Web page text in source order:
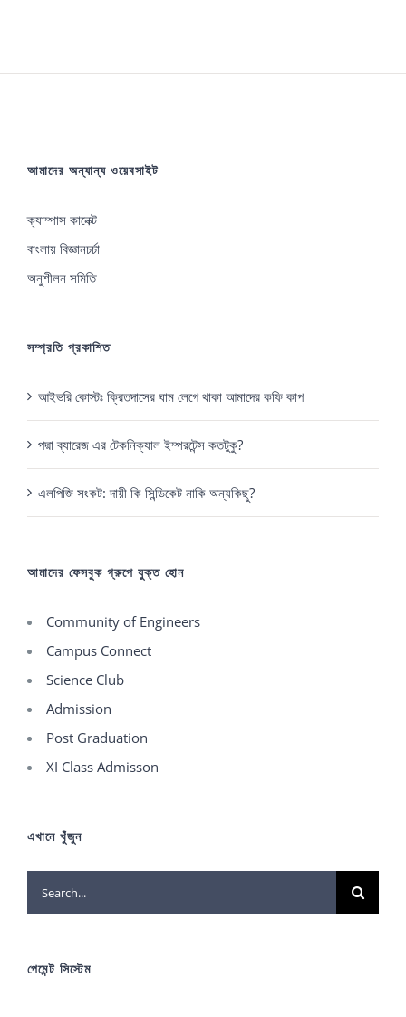
আমাদের অন্যান্য ওয়েবসাইট
ক্যাম্পাস কানেক্ট
বাংলায় বিজ্ঞানচর্চা
অনুশীলন সমিতি
সম্প্রতি প্রকাশিত
আইভরি কোস্টঃ ক্রিতদাসের ঘাম লেগে থাকা আমাদের কফি কাপ
পদ্মা ব্যারেজ এর টেকনিক্যাল ইম্পরটেন্স কতটুকু?
এলপিজি সংকট: দায়ী কি সিন্ডিকেট নাকি অন্যকিছু?
আমাদের ফেসবুক গ্রুপে যুক্ত হোন
Community of Engineers
Campus Connect
Science Club
Admission
Post Graduation
XI Class Admisson
এখানে খুঁজুন
Search
for:
পেমেন্ট সিস্টেম